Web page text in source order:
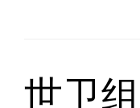
世卫